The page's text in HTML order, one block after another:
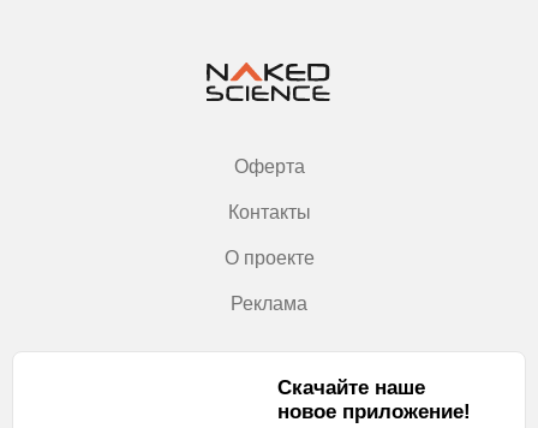
Оферта
Контакты
О проекте
Реклама
Скачайте наше
новое приложение!